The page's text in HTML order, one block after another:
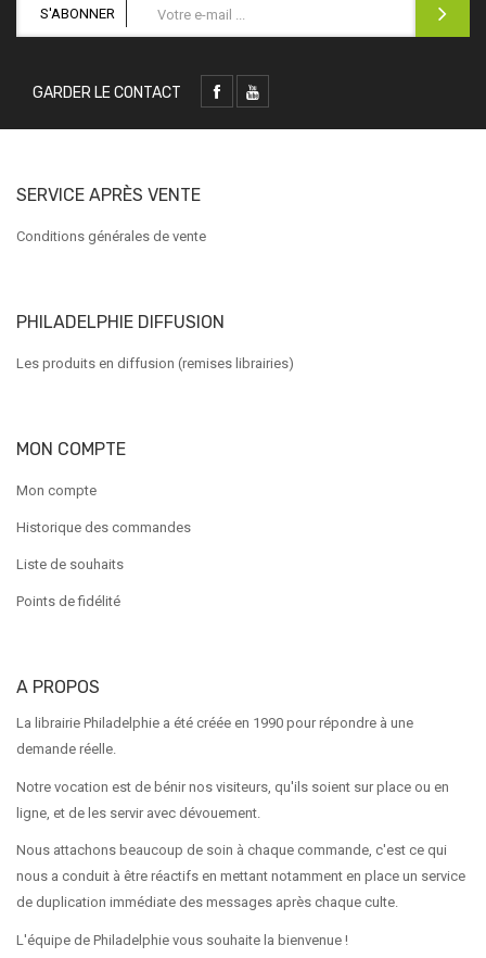
S'ABONNER
GARDER LE CONTACT
SERVICE APRÈS VENTE
Conditions générales de vente
PHILADELPHIE DIFFUSION
Les produits en diffusion (remises librairies)
MON COMPTE
Mon compte
Historique des commandes
Liste de souhaits
Points de fidélité
A PROPOS
La librairie Philadelphie a été créée en 1990 pour répondre à une
demande réelle.
Notre vocation est de bénir nos visiteurs, qu'ils soient sur place ou en
ligne, et de les servir avec dévouement.
Nous attachons beaucoup de soin à chaque commande, c'est ce qui
nous a conduit à être réactifs en mettant notamment en place un service
de duplication immédiate des messages après chaque culte.
L'équipe de Philadelphie vous souhaite la bienvenue !